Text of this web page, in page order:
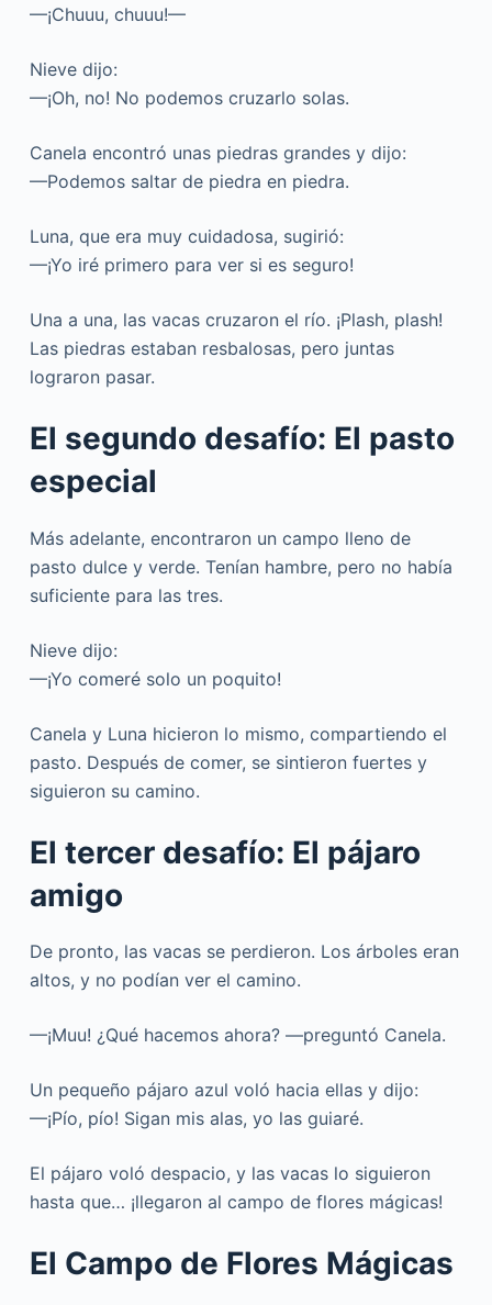
—¡Chuuu, chuuu!—
Nieve dijo:
—¡Oh, no! No podemos cruzarlo solas.
Canela encontró unas piedras grandes y dijo:
—Podemos saltar de piedra en piedra.
Luna, que era muy cuidadosa, sugirió:
—¡Yo iré primero para ver si es seguro!
Una a una, las vacas cruzaron el río. ¡Plash, plash!
Las piedras estaban resbalosas, pero juntas
lograron pasar.
El segundo desafío: El pasto
especial
Más adelante, encontraron un campo lleno de
pasto dulce y verde. Tenían hambre, pero no había
suficiente para las tres.
Nieve dijo:
—¡Yo comeré solo un poquito!
Canela y Luna hicieron lo mismo, compartiendo el
pasto. Después de comer, se sintieron fuertes y
siguieron su camino.
El tercer desafío: El pájaro
amigo
De pronto, las vacas se perdieron. Los árboles eran
altos, y no podían ver el camino.
—¡Muu! ¿Qué hacemos ahora? —preguntó Canela.
Un pequeño pájaro azul voló hacia ellas y dijo:
—¡Pío, pío! Sigan mis alas, yo las guiaré.
El pájaro voló despacio, y las vacas lo siguieron
hasta que… ¡llegaron al campo de flores mágicas!
El Campo de Flores Mágicas